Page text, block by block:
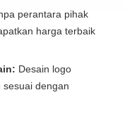
perantara pihak
harga terbaik
Desain logo
sesuai dengan